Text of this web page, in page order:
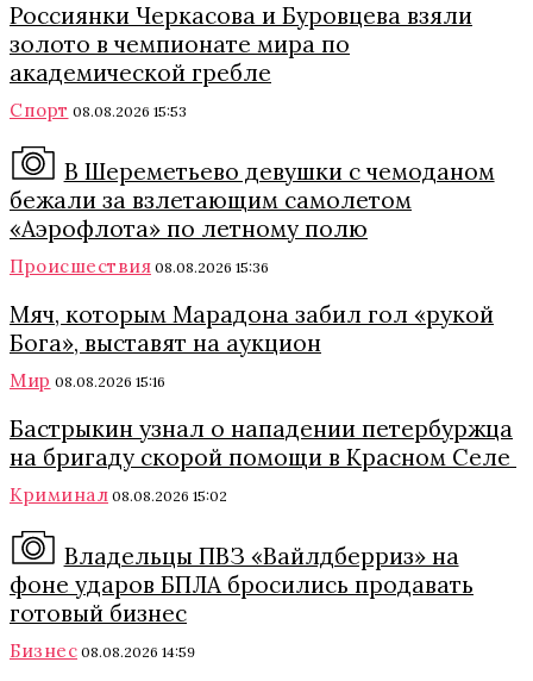
Россиянки Черкасова и Буровцева взяли
золото в чемпионате мира по
академической гребле
Спорт 08.08.2026 15:53
В Шереметьево девушки с чемоданом
бежали за взлетающим самолетом
«Аэрофлота» по летному полю
Происшествия 08.08.2026 15:36
Мяч, которым Марадона забил гол «рукой
Бога», выставят на аукцион
Мир 08.08.2026 15:16
Бастрыкин узнал о нападении петербуржца
на бригаду скорой помощи в Красном Селе
Криминал 08.08.2026 15:02
Владельцы ПВЗ «Вайлдберриз» на
фоне ударов БПЛА бросились продавать
готовый бизнес
Бизнес 08.08.2026 14:59